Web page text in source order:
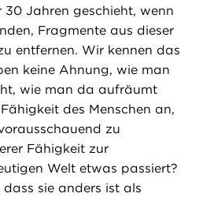
Jahren geschieht, wenn
Fragmente aus dieser
entfernen. Wir kennen das
keine Ahnung, wie man
wie man da aufräumt
des Menschen an,
zu
Fähigkeit zur
Welt etwas passiert?
sie anders ist als